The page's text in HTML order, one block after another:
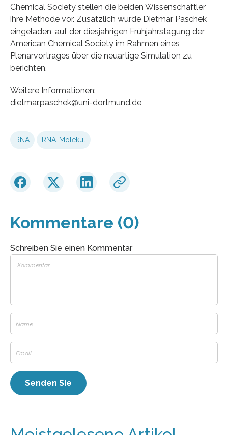
Chemical Society stellen die beiden Wissenschaftler
ihre Methode vor. Zusätzlich wurde Dietmar Paschek
eingeladen, auf der diesjährigen Frühjahrstagung der
American Chemical Society im Rahmen eines
Plenarvortrages über die neuartige Simulation zu
berichten.
Weitere Informationen:
dietmar.paschek@uni-dortmund.de
RNA RNA-Molekül
Kommentare (0)
Schreiben Sie einen Kommentar